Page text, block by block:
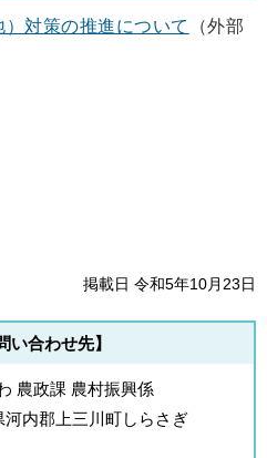
対策の推進について
（外部
掲載日 令和5年10月23日
い合わせ先】
農政課 農村振興係
河内郡上三川町しらさぎ